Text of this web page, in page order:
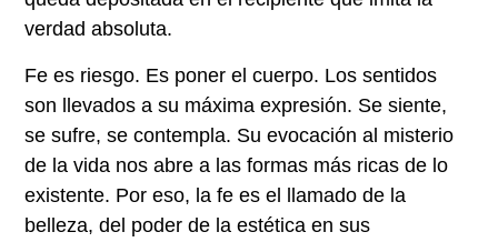
verdad absoluta.
Fe es riesgo. Es poner el cuerpo. Los sentidos
son llevados a su máxima expresión. Se siente,
se sufre, se contempla. Su evocación al misterio
de la vida nos abre a las formas más ricas de lo
existente. Por eso, la fe es el llamado de la
belleza, del poder de la estética en sus